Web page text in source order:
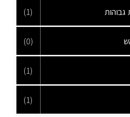
גבוהות (1)
(0)
(1)
(1)